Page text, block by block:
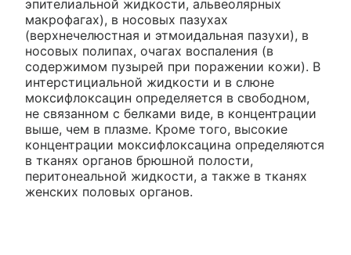
эпителиальной жидкости, альвеолярных
макрофагах), в носовых пазухах
(верхнечелюстная и этмоидальная пазухи), в
носовых полипах, очагах воспаления (в
содержимом пузырей при поражении кожи). В
интерстициальной жидкости и в слюне
моксифлоксацин определяется в свободном,
не связанном с белками виде, в концентрации
выше, чем в плазме. Кроме того, высокие
концентрации моксифлоксацина определяются
в тканях органов брюшной полости,
перитонеальной жидкости, а также в тканях
женских половых органов.